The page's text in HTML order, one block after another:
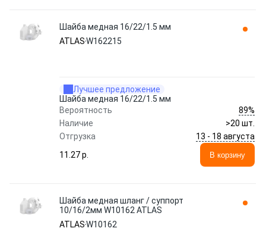
Шайба медная 16/22/1.5 мм
ATLASW162215
Лучшее предложение
Шайба медная 16/22/1.5 мм
Вероятность
89%
Наличие
>20 шт.
Отгрузка
13 - 18 августа
11.27 p.
В корзину
Шайба медная шланг / суппорт
10/16/2мм W10162 ATLAS
ATLASW10162